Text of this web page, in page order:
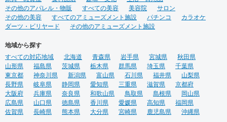
その他のアパレル・物販
すべての美容 美容院
サロン
その他の美容
すべてのアミューズメント施設 パチンコ
カラオケ
ダーツ・ビリヤード
その他のアミューズメント施設
地域から探す
すべての対応地域
北海道 青森県 岩手県 宮城県
秋田県
山形県
福島県 茨城県 栃木県 群馬県 埼玉県
千葉県
東京都
神奈川県 新潟県 富山県 石川県 福井県
山梨県
長野県
岐阜県 静岡県 愛知県 三重県 滋賀県
京都府
大阪府
兵庫県 奈良県 和歌山県 鳥取県 島根県
岡山県
広島県
山口県 徳島県 香川県 愛媛県 高知県
福岡県
佐賀県
長崎県 熊本県 大分県 宮崎県 鹿児島県 沖縄県